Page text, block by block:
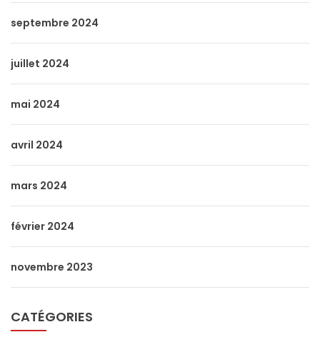
septembre 2024
juillet 2024
mai 2024
avril 2024
mars 2024
février 2024
novembre 2023
CATÉGORIES